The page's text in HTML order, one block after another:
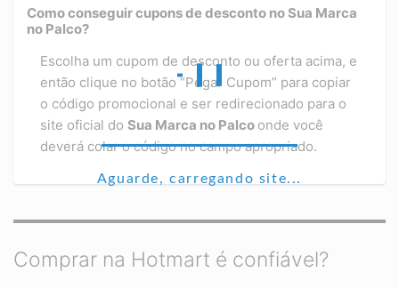
Aguarde, carregando site...
Como conseguir cupons de desconto no Sua Marca
no Palco?
Escolha um cupom de desconto ou oferta acima, e
então clique no botão “Pegar Cupom” para copiar
o código promocional e ser redirecionado para o
site oficial do Sua Marca no Palco onde você
deverá colar o código no campo apropriado.
Comprar na Hotmart é confiável?